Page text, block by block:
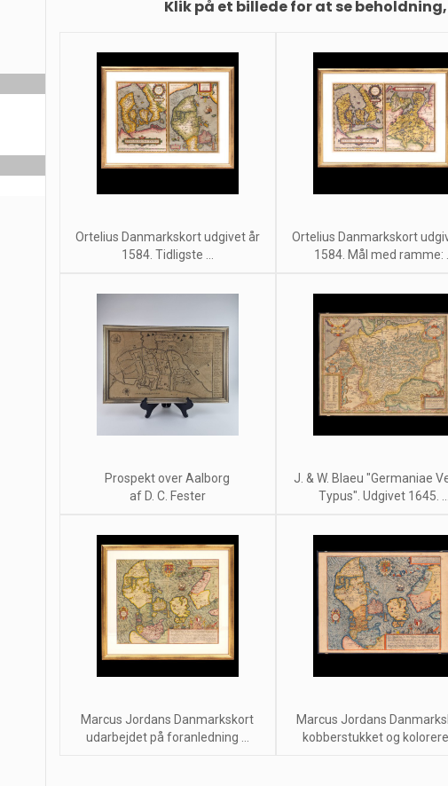
Klik på et billede for at se
Ortelius Danmarkskort udgivet år
1584. Tidligste ...
Ortelius Danmarkskort
1584. Mål med ramme: ...
Prospekt over Aalborg
af D. C. Fester
J. & W. Blaeu "Germaniae
Typus". Udgivet 1645. ...
Marcus Jordans Danmarkskort
udarbejdet på foranledning ...
Marcus Jordans
kobberstukket og